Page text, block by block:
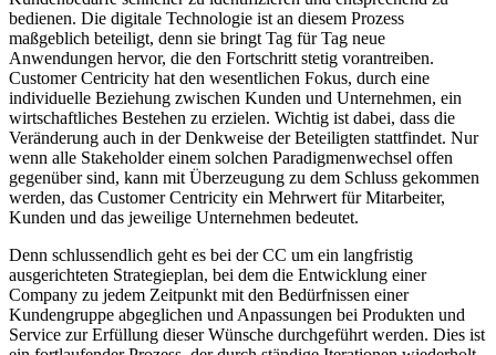
bedienen. Die digitale Technologie ist an diesem Prozess
maßgeblich beteiligt, denn sie bringt Tag für Tag neue
Anwendungen hervor, die den Fortschritt stetig vorantreiben.
Customer Centricity hat den wesentlichen Fokus, durch eine
individuelle Beziehung zwischen Kunden und Unternehmen, ein
wirtschaftliches Bestehen zu erzielen. Wichtig ist dabei, dass die
Veränderung auch in der Denkweise der Beteiligten stattfindet. Nur
wenn alle Stakeholder einem solchen Paradigmenwechsel offen
gegenüber sind, kann mit Überzeugung zu dem Schluss gekommen
werden, das Customer Centricity ein Mehrwert für Mitarbeiter,
Kunden und das jeweilige Unternehmen bedeutet.
Denn schlussendlich geht es bei der CC um ein langfristig
ausgerichteten Strategieplan, bei dem die Entwicklung einer
Company zu jedem Zeitpunkt mit den Bedürfnissen einer
Kundengruppe abgeglichen und Anpassungen bei Produkten und
Service zur Erfüllung dieser Wünsche durchgeführt werden. Dies ist